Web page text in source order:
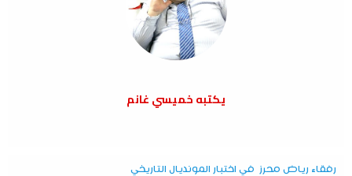
يكتبه خميسي غانم
رفقاء رياض محرز في اختبار المونديال التاريخي